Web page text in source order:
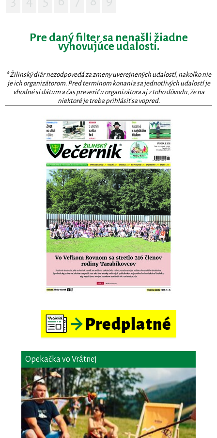
Pre daný filter sa nenašli žiadne
vyhovujúce udalosti.
* Žilinský diár nezodpovedá za zmeny uverejnených udalostí, nakoľko nie
je ich organizátorom. Pred termínom konania sa jednotlivých udalostí je
vhodné si dátum a čas preveriť u organizátora aj z toho dôvodu, že na
niektoré je treba prihlásiť sa vopred.
Opekačka vo Vrátnej